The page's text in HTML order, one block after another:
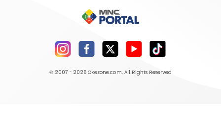
© 2007 - 2026 Okezone.com, All Rights Reserved